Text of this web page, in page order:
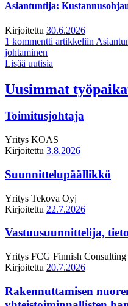
Asiantuntija:
Kirjoitettu 30.6.2026
1 kommentti artikkeliin
johtaminen
Lisää uutisia
Uusimmat
Toimitusjohtaja
Yritys KOAS
Kirjoitettu 3.8.2026
Suunnittelupäällikkö
Yritys Tekova Oyj
Kirjoitettu 22.7.2026
Vastuusuunnittelija,
Yritys FCG Finnish
Kirjoitettu 20.7.2026
Rakennuttamisen